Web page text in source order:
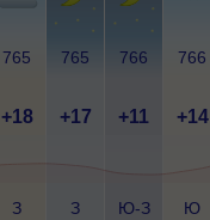
765 765 766 766
+18 +17 +11 +14
З
З
Ю-З
Ю